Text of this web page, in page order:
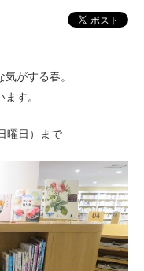
がする春。
す。
日）まで